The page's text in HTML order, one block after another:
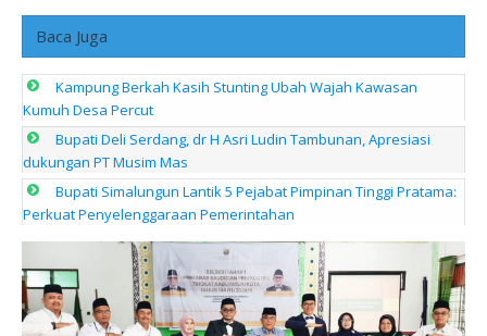
Baca Juga
Kampung Berkah Kasih Stunting Ubah Wajah Kawasan
Kumuh Desa Percut
Bupati Deli Serdang, dr H Asri Ludin Tambunan, Apresiasi
dukungan PT Musim Mas
Bupati Simalungun Lantik 5 Pejabat Pimpinan Tinggi Pratama:
Perkuat Penyelenggaraan Pemerintahan